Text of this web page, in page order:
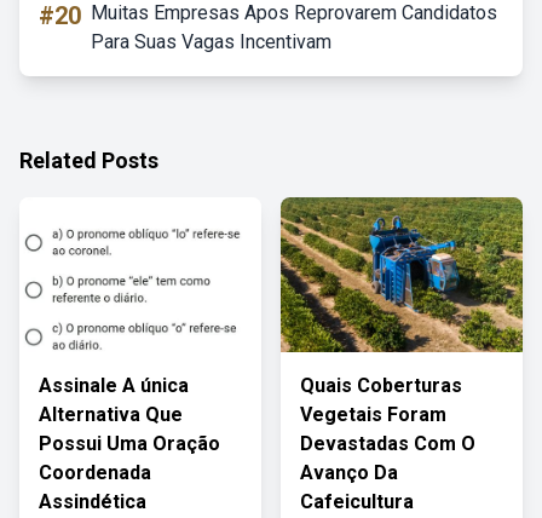
#20 Muitas Empresas Apos Reprovarem Candidatos
Para Suas Vagas Incentivam
Related Posts
Assinale A única
Alternativa Que
Possui Uma Oração
Coordenada
Assindética
Quais Coberturas
Vegetais Foram
Devastadas Com O
Avanço Da
Cafeicultura